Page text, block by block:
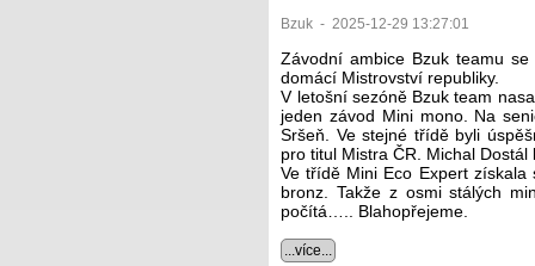
Bzuk - 2025-12-29 13:27:01
Závodní ambice Bzuk teamu
domácí Mistrovství republiky.
V letošní sezóně Bzuk team
jeden závod Mini mono. Na
Sršeň. Ve stejné třídě byli
pro titul Mistra ČR. Michal Dostál
Ve třídě Mini Eco Expert získala
bronz. Takže z osmi stálých
počítá….. Blahopřejeme.
...více...